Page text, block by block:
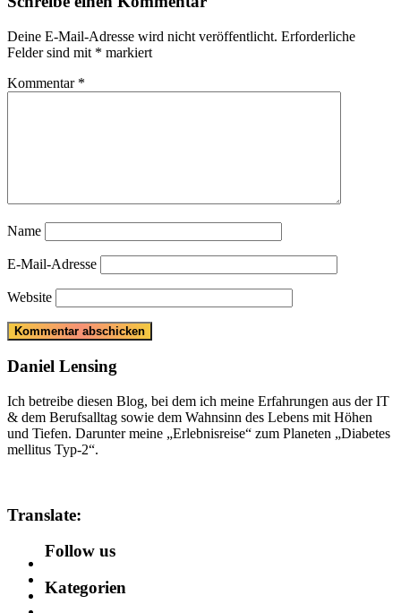
Deine E-Mail-Adresse wird nicht veröffentlicht. Erforderliche
Felder sind mit * markiert
Kommentar *
Name
E-Mail-Adresse
Website
Daniel Lensing
Ich betreibe diesen Blog, bei dem ich meine Erfahrungen aus der IT
& dem Berufsalltag sowie dem Wahnsinn des Lebens mit Höhen
und Tiefen. Darunter meine „Erlebnisreise“ zum Planeten „Diabetes
mellitus Typ-2“.
Translate:
Follow us
Kategorien